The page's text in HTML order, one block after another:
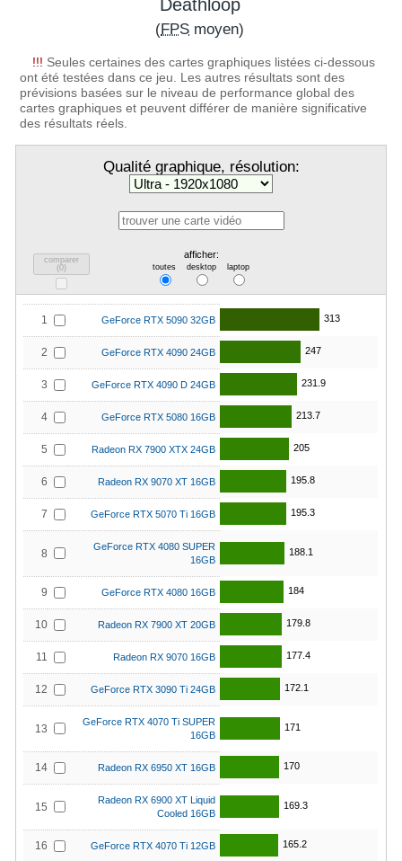
Deathloop
(FPS moyen)
!!! Seules certaines des cartes graphiques listées ci-dessous
ont été testées dans ce jeu. Les autres résultats sont des
prévisions basées sur le niveau de performance global des
cartes graphiques et peuvent différer de manière significative
des résultats réels.
Qualité graphique, résolution:
comparer
(0)
afficher:
toutes desktop laptop
1 GeForce RTX 5090 32GB 313
2 GeForce RTX 4090 24GB 247
3 GeForce RTX 4090 D 24GB 231.9
4 GeForce RTX 5080 16GB 213.7
5 Radeon RX 7900 XTX 24GB 205
6 Radeon RX 9070 XT 16GB 195.8
7 GeForce RTX 5070 Ti 16GB 195.3
8
GeForce RTX 4080 SUPER
16GB
188.1
9 GeForce RTX 4080 16GB 184
10 Radeon RX 7900 XT 20GB 179.8
11 Radeon RX 9070 16GB 177.4
12 GeForce RTX 3090 Ti 24GB 172.1
13
GeForce RTX 4070 Ti SUPER
16GB
171
14 Radeon RX 6950 XT 16GB 170
15
Radeon RX 6900 XT Liquid
Cooled 16GB
169.3
16 GeForce RTX 4070 Ti 12GB 165.2